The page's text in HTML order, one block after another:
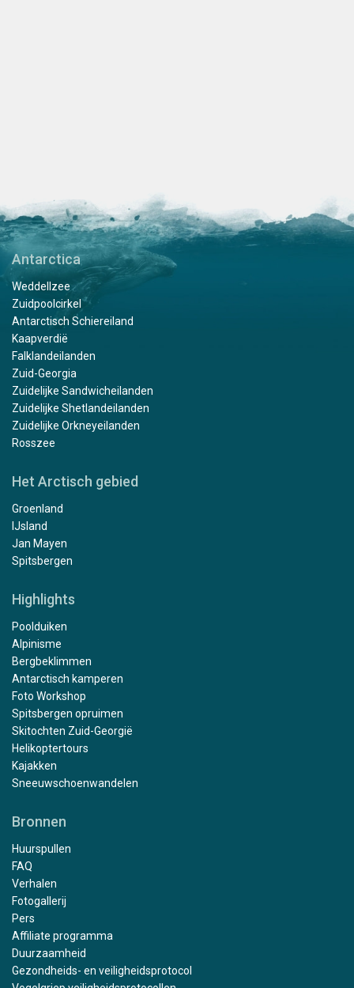
Antarctica
Weddellzee
Zuidpoolcirkel
Antarctisch Schiereiland
Kaapverdië
Falklandeilanden
Zuid-Georgia
Zuidelijke Sandwicheilanden
Zuidelijke Shetlandeilanden
Zuidelijke Orkneyeilanden
Rosszee
Het Arctisch gebied
Groenland
IJsland
Jan Mayen
Spitsbergen
Highlights
Poolduiken
Alpinisme
Bergbeklimmen
Antarctisch kamperen
Foto Workshop
Spitsbergen opruimen
Skitochten Zuid-Georgië
Helikoptertours
Kajakken
Sneeuwschoenwandelen
Bronnen
Huurspullen
FAQ
Verhalen
Fotogallerij
Pers
Affiliate programma
Duurzaamheid
Gezondheids- en veiligheidsprotocol